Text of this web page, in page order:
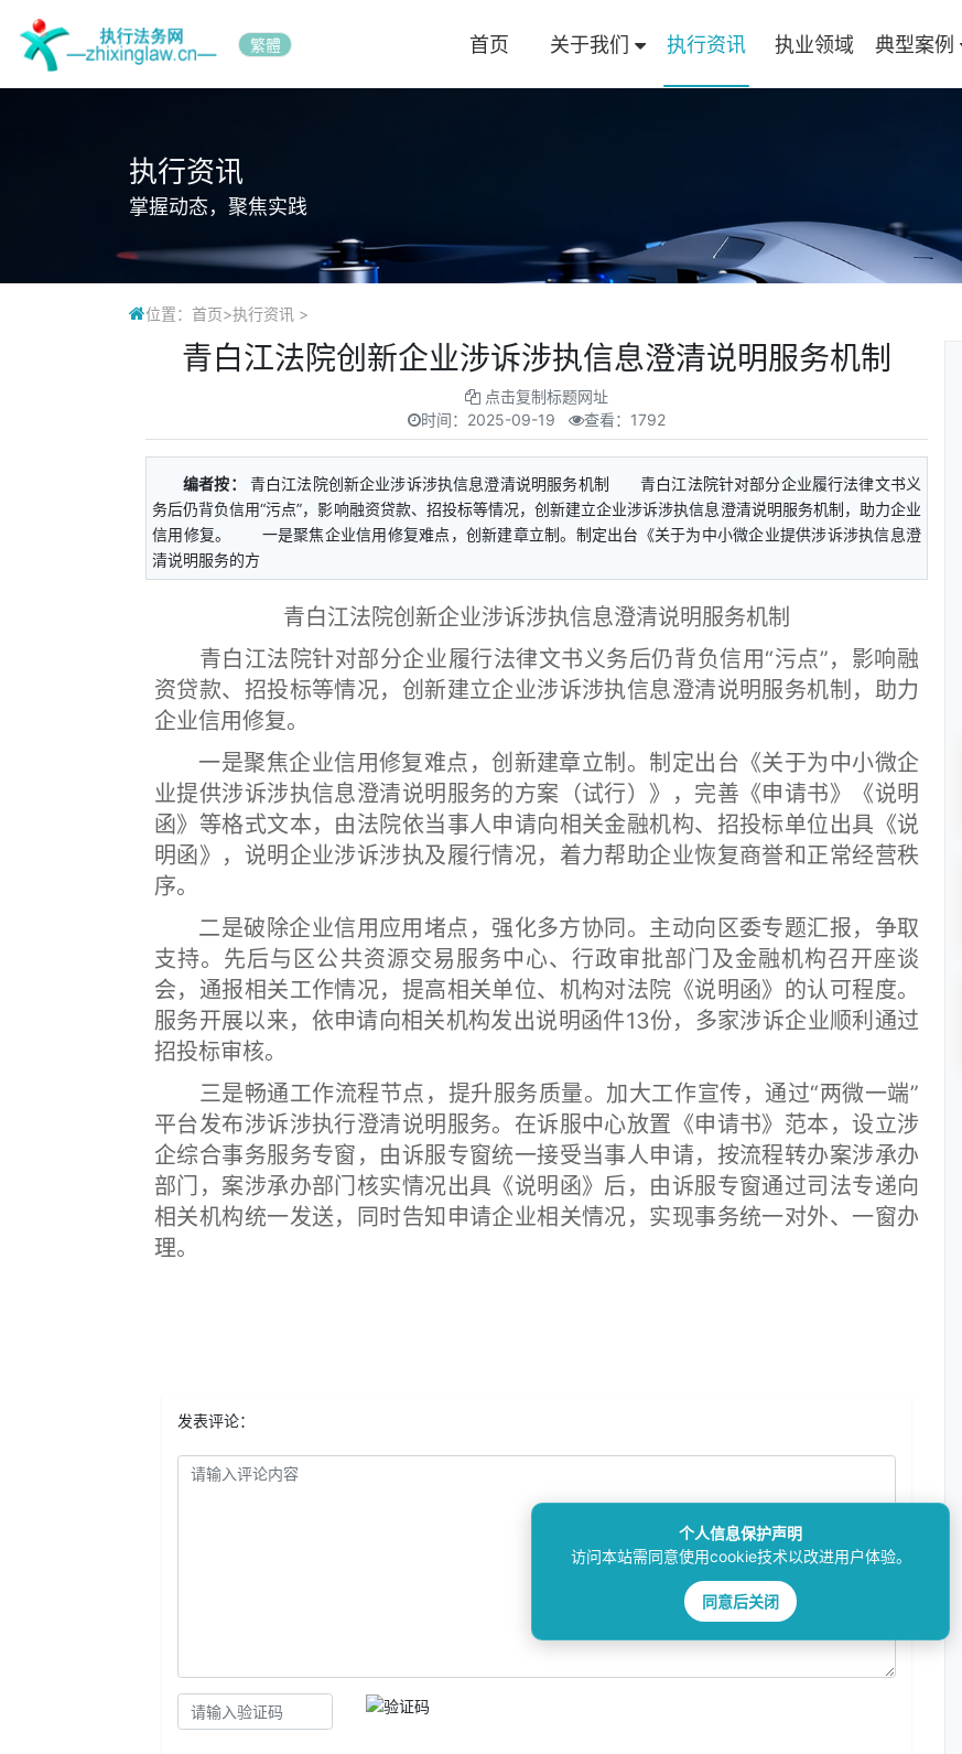
繁體 首页 关于我们 执行资讯 执业领域 典型案例
执行资讯
掌握动态，聚焦实践
位置： 首页>执行资讯 >
青白江法院创新企业涉诉涉执信息澄清说明服务机制
点击复制标题网址
时间： 2025-09-19 查看：1792
编者按：
青白江法院创新企业涉诉涉执信息澄清说明服务机制 青白江法院针对部分企业履行法律文书义
务后仍背负信用“污点”，影响融资贷款、招投标等情况，创新建立企业涉诉涉执信息澄清说明服务机制，助力企业
信用修复。 一是聚焦企业信用修复难点，创新建章立制。制定出台《关于为中小微企业提供涉诉涉执信息澄
清说明服务的方
青白江法院创新企业涉诉涉执信息澄清说明服务机制
青白江法院针对部分企业履行法律文书义务后仍背负信用“污点”，影响融
资贷款、招投标等情况，创新建立企业涉诉涉执信息澄清说明服务机制，助力
企业信用修复。
一是聚焦企业信用修复难点，创新建章立制。制定出台《关于为中小微企
业提供涉诉涉执信息澄清说明服务的方案（试行）》，完善《申请书》《说明
函》等格式文本，由法院依当事人申请向相关金融机构、招投标单位出具《说
明函》，说明企业涉诉涉执及履行情况，着力帮助企业恢复商誉和正常经营秩
序。
二是破除企业信用应用堵点，强化多方协同。主动向区委专题汇报，争取
支持。先后与区公共资源交易服务中心、行政审批部门及金融机构召开座谈
会，通报相关工作情况，提高相关单位、机构对法院《说明函》的认可程度。
服务开展以来，依申请向相关机构发出说明函件13份，多家涉诉企业顺利通过
招投标审核。
三是畅通工作流程节点，提升服务质量。加大工作宣传，通过“两微一端”
平台发布涉诉涉执行澄清说明服务。在诉服中心放置《申请书》范本，设立涉
企综合事务服务专窗，由诉服专窗统一接受当事人申请，按流程转办案涉承办
部门，案涉承办部门核实情况出具《说明函》后，由诉服专窗通过司法专递向
相关机构统一发送，同时告知申请企业相关情况，实现事务统一对外、一窗办
理。
发表评论：
个人信息保护声明
访问本站需同意使用cookie技术以改进用户体验。
同意后关闭